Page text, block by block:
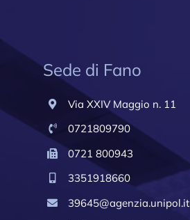
Sede di Fano
Via XXIV Maggio n. 11
0721809790
0721 800943
3351918660
39645@agenzia.unipol.it